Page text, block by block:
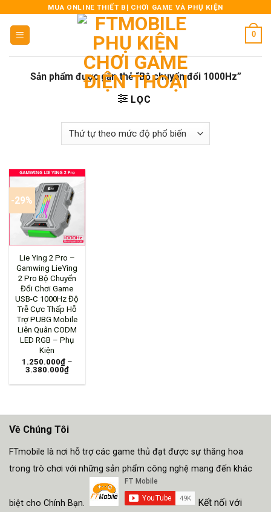
content
MUA ONLINE THIẾT BỊ CHƠI GAME VÀ PHỤ KIỆN
0
Sản phẩm được gắn thẻ “Bộ chuyển đổi 1000Hz”
LỌC
-29%
Lie Ying 2 Pro –
Gamwing LieYing
2 Pro Bộ Chuyển
Đổi Chơi Game
USB-C 1000Hz Độ
Trễ Cực Thấp Hỗ
Trợ PUBG Mobile
Liên Quân CODM
LED RGB – Phụ
Kiện
1.250.000₫–
3.380.000₫
Về Chúng Tôi
FTmobile là nơi hỗ trợ các game thủ đạt được sự thăng hoa
trong trò chơi với những sản phẩm công nghệ mang đến khác
biệt cho Chính Bạn.
Kết nối với